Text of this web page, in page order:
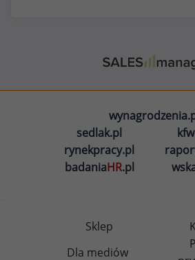
sedlak.pl
rynekpracy.pl
badaniaHR.pl
Sklep
Dla mediów